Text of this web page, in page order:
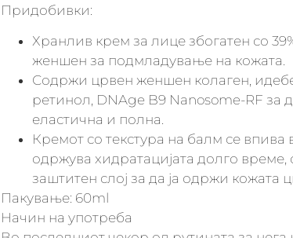
Придобивки:
Хранлив крем за лице збогатен со
женшен за подмладување на кожата.
Содржи црвен женшен колаген,
ретинол, DNAge B9 Nanosome-RF за
еластична и полна.
Кремот со текстура на балм се впива
одржува хидратацијата долго време,
заштитен слој за да ја одржи кожата
Пакување: 60ml
Начин на употреба